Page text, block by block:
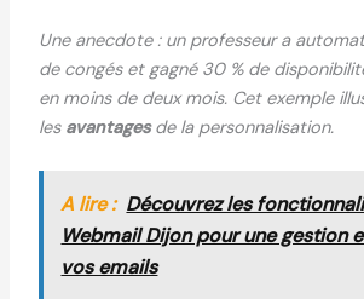
Une anecdote : un professeur a
de congés et gagné 30 % de
en moins de deux mois. Cet exemple
les avantagesde la personnalisation.
A lire : Découvrez les
Webmail Dijon pour une gestion
vos emails